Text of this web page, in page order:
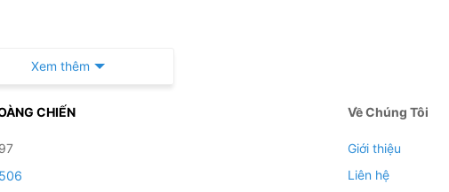
Xem thêm
CHIẾN Về Chúng Tôi
Giới thiệu
Liên hệ